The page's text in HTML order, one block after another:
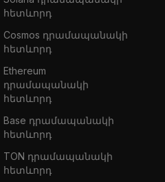
հետևորդ
Cosmos դրամապանակի
հետևորդ
Ethereum
դրամապանակի
հետևորդ
Base դրամապանակի
հետևորդ
TON դրամապանակի
հետևորդ